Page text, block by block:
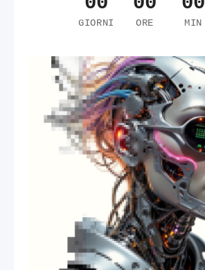
GIORNI ORE MIN